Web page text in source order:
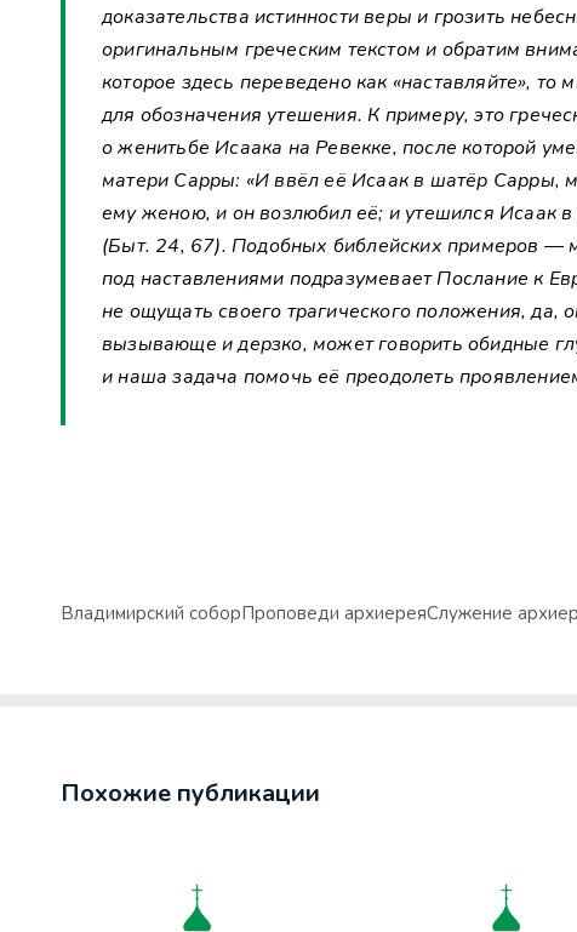
доказательства истинности веры и грозить
оригинальным греческим текстом и обратим
которое здесь переведено как «наставляйте»,
для обозначения утешения. К примеру, это
о женитьбе Исаака на Ревекке, после которой
матери Сарры: «И ввёл её Исаак в шатёр Сарры,
ему женою, и он возлюбил её; и утешился Исаак
(Быт. 24, 67). Подобных библейских примеров —
под наставлениями подразумевает Послание к
не ощущать своего трагического положения, да,
вызывающе и дерзко, может говорить обидные
и наша задача помочь её преодолеть
Владимирский соборПроповеди архиереяСлужение
Похожие публикации